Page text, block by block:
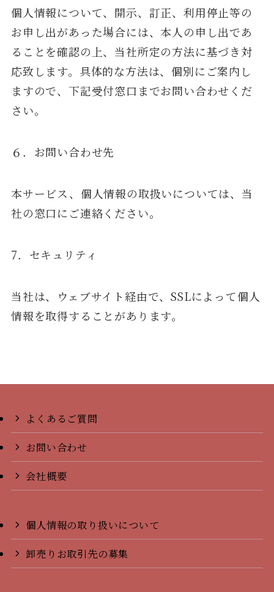
個人情報について、開示、訂正、利用停止等の
お申し出があった場合には、本人の申し出であ
ることを確認の上、当社所定の方法に基づき対
応致します。具体的な方法は、個別にご案内し
ますので、下記受付窓口までお問い合わせくだ
さい。
６．お問い合わせ先
本サービス、個人情報の取扱いについては、当
社の窓口にご連絡ください。
7．セキュリティ
当社は、ウェブサイト経由で、SSLによって個人
情報を取得することがあります。
よくあるご質問
お問い合わせ
会社概要
個人情報の取り扱いについて
卸売りお取引先の募集